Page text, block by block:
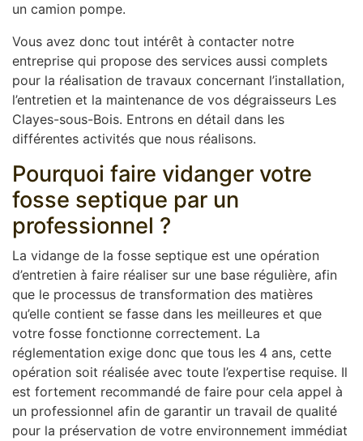
un camion pompe.
Vous avez donc tout intérêt à contacter notre
entreprise qui propose des services aussi complets
pour la réalisation de travaux concernant l’installation,
l’entretien et la maintenance de vos dégraisseurs Les
Clayes-sous-Bois. Entrons en détail dans les
différentes activités que nous réalisons.
Pourquoi faire vidanger votre
fosse septique par un
professionnel ?
La vidange de la fosse septique est une opération
d’entretien à faire réaliser sur une base régulière, afin
que le processus de transformation des matières
qu’elle contient se fasse dans les meilleures et que
votre fosse fonctionne correctement. La
réglementation exige donc que tous les 4 ans, cette
opération soit réalisée avec toute l’expertise requise. Il
est fortement recommandé de faire pour cela appel à
un professionnel afin de garantir un travail de qualité
pour la préservation de votre environnement immédiat